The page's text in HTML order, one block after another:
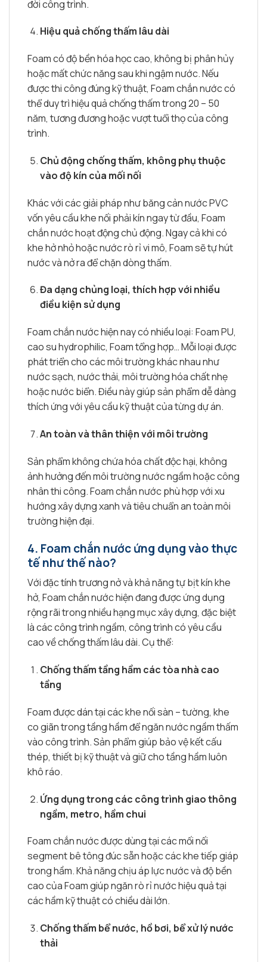
đời công trình.
Hiệu quả chống thấm lâu dài
Foam có độ bền hóa học cao, không bị phân hủy
hoặc mất chức năng sau khi ngậm nước. Nếu
được thi công đúng kỹ thuật, Foam chắn nước có
thể duy trì hiệu quả chống thấm trong 20 – 50
năm, tương đương hoặc vượt tuổi thọ của công
trình.
Chủ động chống thấm, không phụ thuộc
vào độ kín của mối nối
Khác với các giải pháp như băng cản nước PVC
vốn yêu cầu khe nối phải kín ngay từ đầu, Foam
chắn nước hoạt động chủ động. Ngay cả khi có
khe hở nhỏ hoặc nước rò rỉ vi mô, Foam sẽ tự hút
nước và nở ra để chặn dòng thấm.
Đa dạng chủng loại, thích hợp với nhiều
điều kiện sử dụng
Foam chắn nước hiện nay có nhiều loại: Foam PU,
cao su hydrophilic, Foam tổng hợp… Mỗi loại được
phát triển cho các môi trường khác nhau như
nước sạch, nước thải, môi trường hóa chất nhẹ
hoặc nước biển. Điều này giúp sản phẩm dễ dàng
thích ứng với yêu cầu kỹ thuật của từng dự án.
An toàn và thân thiện với môi trường
Sản phẩm không chứa hóa chất độc hại, không
ảnh hưởng đến môi trường nước ngầm hoặc công
nhân thi công. Foam chắn nước phù hợp với xu
hướng xây dựng xanh và tiêu chuẩn an toàn môi
trường hiện đại.
4. Foam chắn nước ứng dụng vào thực
tế như thế nào?
Với đặc tính trương nở và khả năng tự bịt kín khe
hở, Foam chắn nước hiện đang được ứng dụng
rộng rãi trong nhiều hạng mục xây dựng, đặc biệt
là các công trình ngầm, công trình có yêu cầu
cao về chống thấm lâu dài. Cụ thể:
Chống thấm tầng hầm các tòa nhà cao
tầng
Foam được dán tại các khe nối sàn – tường, khe
co giãn trong tầng hầm để ngăn nước ngầm thấm
vào công trình. Sản phẩm giúp bảo vệ kết cấu
thép, thiết bị kỹ thuật và giữ cho tầng hầm luôn
khô ráo.
Ứng dụng trong các công trình giao thông
ngầm, metro, hầm chui
Foam chắn nước được dùng tại các mối nối
segment bê tông đúc sẵn hoặc các khe tiếp giáp
trong hầm. Khả năng chịu áp lực nước và độ bền
cao của Foam giúp ngăn rò rỉ nước hiệu quả tại
các hầm kỹ thuật có chiều dài lớn.
Chống thấm bể nước, hồ bơi, bể xử lý nước
thải